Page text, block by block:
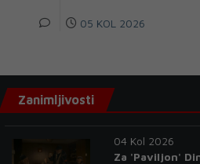
05 KOL 2026
Zanimljivosti
04 Kol 2026
Za 'Paviljon'